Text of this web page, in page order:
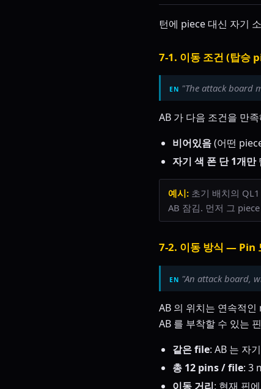
턴에 piece 대신 자기
7-1. 이동 조건 (탑승
"The attack board
AB 가 다음 조건을 만
비어있음(어떤
자기 색 폰 단 1개만
예시: 초기 배치의
AB 잠김. 먼저 그
7-2. 이동 방식 — Pin
"An attack board,
AB 의 위치는 연속적
AB 를 부착할 수 있는
같은 file: AB 는 자
총 12 pins / file: 3
이동 거리: 현재 핀